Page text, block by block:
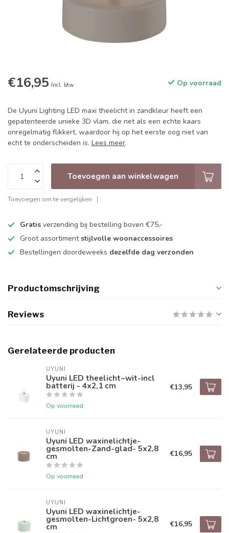
€16,95 Incl. btw Op voorraad
De Uyuni Lighting LED maxi theelicht in zandkleur heeft een
gepatenteerde unieke 3D vlam, die net als een echte kaars
onregelmatig flikkert, waardoor hij op het eerste oog niet van
echt te onderscheiden is. Lees meer.
Toevoegen aan winkelwagen
Toevoegen om te vergelijken
Gratis verzending bij bestelling boven €75,-
Groot assortiment stijlvolle woonaccessoires
Bestellingen doordeweeks dezelfde dag verzonden
Productomschrijving
Reviews
Gerelateerde producten
UYUNI
Uyuni LED theelicht~wit-incl
batterij - 4x2,1 cm
Op voorraad
€13,95
UYUNI
Uyuni LED waxinelichtje-
gesmolten-Zand-glad- 5x2,8
cm
Op voorraad
€16,95
UYUNI
Uyuni LED waxinelichtje-
gesmolten-Lichtgroen- 5x2,8
cm €16,95